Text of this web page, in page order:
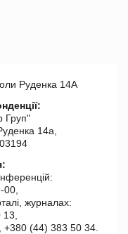
Руденка 14А
Груп"
14а,
журналах:
+380 (44) 383 50 34.